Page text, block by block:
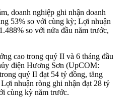
doanh nghiệp ghi nhận doanh
53% so với cùng kỳ; Lợi nhuận
so với nửa đầu năm trước,
cao trong quý II và 6 tháng đầu
điện Hương Sơn (UpCOM:
quý II đạt 54 tỷ đồng, tăng
nhuận ròng ghi nhận đạt 28 tỷ
cùng kỳ năm trước.